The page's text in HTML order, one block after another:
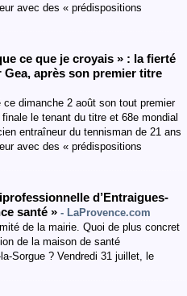
avec des « prédispositions
ce que je croyais » : la fierté
Gea, après son premier titre
ce dimanche 2 août son tout premier
le tenant du titre et 68e mondial
entraîneur du tennisman de 21 ans
avec des « prédispositions
d’Entraigues-
santé » - LaProvence.com
de la mairie. Quoi de plus concret
de la maison de santé
Sorgue ? Vendredi 31 juillet, le